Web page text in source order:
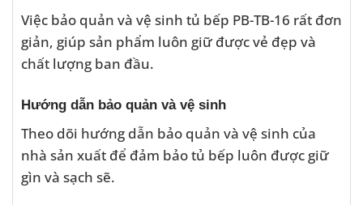
Việc bảo quản và vệ sinh tủ bếp PB-TB-16 rất đơn
giản, giúp sản phẩm luôn giữ được vẻ đẹp và
chất lượng ban đầu.
Hướng dẫn bảo quản và vệ sinh
Theo dõi hướng dẫn bảo quản và vệ sinh của
nhà sản xuất để đảm bảo tủ bếp luôn được giữ
gìn và sạch sẽ.